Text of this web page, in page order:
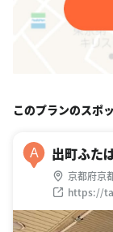
このプランのスポ
A 出町ふた
京都府京
https://